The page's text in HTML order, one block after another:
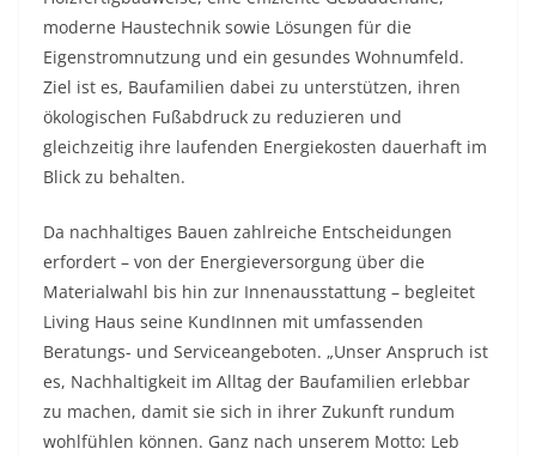
moderne Haustechnik sowie Lösungen für die
Eigenstromnutzung und ein gesundes Wohnumfeld.
Ziel ist es, Baufamilien dabei zu unterstützen, ihren
ökologischen Fußabdruck zu reduzieren und
gleichzeitig ihre laufenden Energiekosten dauerhaft im
Blick zu behalten.
Da nachhaltiges Bauen zahlreiche Entscheidungen
erfordert – von der Energieversorgung über die
Materialwahl bis hin zur Innenausstattung – begleitet
Living Haus seine KundInnen mit umfassenden
Beratungs- und Serviceangeboten. „Unser Anspruch ist
es, Nachhaltigkeit im Alltag der Baufamilien erlebbar
zu machen, damit sie sich in ihrer Zukunft rundum
wohlfühlen können. Ganz nach unserem Motto: Leb